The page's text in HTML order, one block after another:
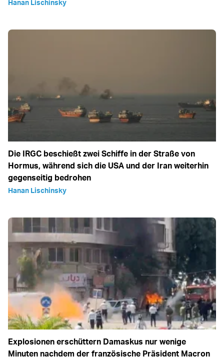
Hanan Lischinsky
Die IRGC beschießt zwei Schiffe in der Straße von
Hormus, während sich die USA und der Iran weiterhin
gegenseitig bedrohen
Hanan Lischinsky
Explosionen erschüttern Damaskus nur wenige
Minuten nachdem der französische Präsident Macron